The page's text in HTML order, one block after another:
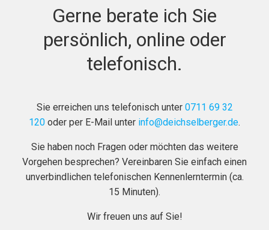
Gerne berate ich Sie
persönlich, online oder
telefonisch.
Sie erreichen uns telefonisch unter 0711 69 32
120 oder per E-Mail unter info@deichselberger.de.
Sie haben noch Fragen oder möchten das weitere
Vorgehen besprechen? Vereinbaren Sie einfach einen
unverbindlichen telefonischen Kennenlerntermin (ca.
15 Minuten).
Wir freuen uns auf Sie!